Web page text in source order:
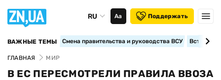
RU Аа Поддержать
ВАЖНЫЕ ТЕМЫ Смена правительства и руководства ВСУ
ГЛАВНАЯ МИР
В ЕС ПЕРЕСМОТРЕЛИ ПРАВИЛА ВВОЗА